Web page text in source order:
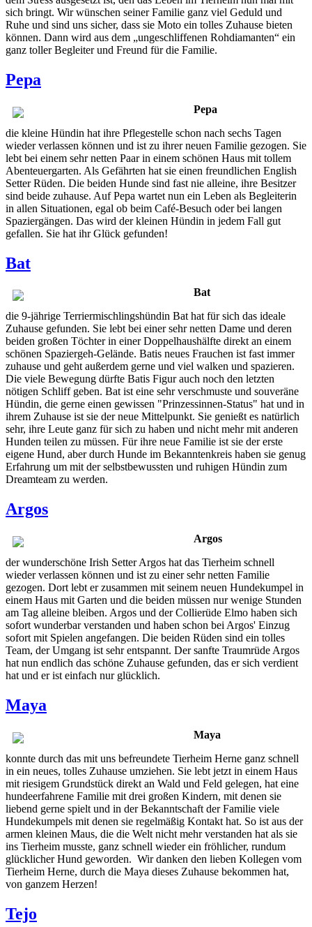
sich bringt. Wir wünschen seiner Familie ganz viel Geduld und
Ruhe und sind uns sicher, dass sie Moto ein tolles Zuhause bieten
können. Dann wird aus dem „ungeschliffenen Rohdiamanten“ ein
ganz toller Begleiter und Freund für die Familie.
Pepa
Pepa
die kleine Hündin hat ihre Pflegestelle schon nach sechs Tagen
wieder verlassen können und ist zu ihrer neuen Familie gezogen. Sie
lebt bei einem sehr netten Paar in einem schönen Haus mit tollem
Abenteuergarten. Als Gefährten hat sie einen freundlichen English
Setter Rüden. Die beiden Hunde sind fast nie alleine, ihre Besitzer
sind beide zuhause. Auf Pepa wartet nun ein Leben als Begleiterin
in allen Situationen, egal ob beim Café-Besuch oder bei langen
Spaziergängen. Das wird der kleinen Hündin in jedem Fall gut
gefallen. Sie hat ihr Glück gefunden!
Bat
Bat
die 9-jährige Terriermischlingshündin Bat hat für sich das ideale
Zuhause gefunden. Sie lebt bei einer sehr netten Dame und deren
beiden großen Töchter in einer Doppelhaushälfte direkt an einem
schönen Spaziergeh-Gelände. Batis neues Frauchen ist fast immer
zuhause und geht außerdem gerne und viel walken und spazieren.
Die viele Bewegung dürfte Batis Figur auch noch den letzten
nötigen Schliff geben. Bat ist eine sehr verschmuste und souveräne
Hündin, die gerne einen gewissen "Prinzessinnen-Status" hat und in
ihrem Zuhause ist sie der neue Mittelpunkt. Sie genießt es natürlich
sehr, ihre Leute ganz für sich zu haben und nicht mehr mit anderen
Hunden teilen zu müssen. Für ihre neue Familie ist sie der erste
eigene Hund, aber durch Hunde im Bekanntenkreis haben sie genug
Erfahrung um mit der selbstbewussten und ruhigen Hündin zum
Dreamteam zu werden.
Argos
Argos
der wunderschöne Irish Setter Argos hat das Tierheim schnell
wieder verlassen können und ist zu einer sehr netten Familie
gezogen. Dort lebt er zusammen mit seinem neuen Hundekumpel in
einem Haus mit Garten und die beiden müssen nur wenige Stunden
am Tag alleine bleiben. Argos und der Collierüde Elmo haben sich
sofort wunderbar verstanden und haben schon bei Argos' Einzug
sofort mit Spielen angefangen. Die beiden Rüden sind ein tolles
Team, der Umgang ist sehr entspannt. Der sanfte Traumrüde Argos
hat nun endlich das schöne Zuhause gefunden, das er sich verdient
hat und er ist einfach nur glücklich.
Maya
Maya
konnte durch das mit uns befreundete Tierheim Herne ganz schnell
in ein neues, tolles Zuhause umziehen. Sie lebt jetzt in einem Haus
mit riesigem Grundstück direkt an Wald und Feld gelegen, hat eine
hundeerfahrene Familie mit drei großen Kindern, mit denen sie
liebend gerne spielt und in der Bekanntschaft der Familie viele
Hundekumpels mit denen sie regelmäßig Kontakt hat. So ist aus der
armen kleinen Maus, die die Welt nicht mehr verstanden hat als sie
ins Tierheim musste, ganz schnell wieder ein fröhlicher, rundum
glücklicher Hund geworden. Wir danken den lieben Kollegen vom
Tierheim Herne, durch die Maya dieses Zuhause bekommen hat,
von ganzem Herzen!
Tejo